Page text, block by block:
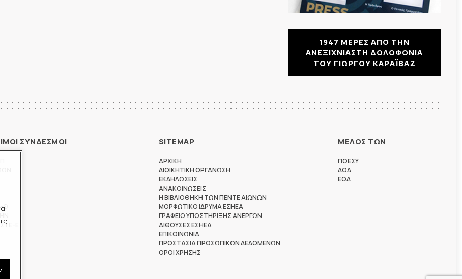
1947 ΜΕΡΕΣ ΑΠΟ ΤΗΝ
ΑΝΕΞΙΧΝΙΑΣΤΗ ΔΟΛΟΦΟΝΙΑ
ΤΟΥ ΓΙΩΡΓΟΥ ΚΑΡΑΪΒΑΖ
ΣΥΝΔΕΣΜΟΙ
Ε
SITEMAP
ΑΡΧΙΚΗ
ΔΙΟΙΚΗΤΙΚΗ ΟΡΓΑΝΩΣΗ
ΕΚΔΗΛΩΣΕΙΣ
ΑΝΑΚΟΙΝΩΣΕΙΣ
Η ΒΙΒΛΙΟΘΗΚΗ ΤΩΝ ΠΕΝΤΕ ΑΙΩΝΩΝ
ΜΟΡΦΩΤΙΚΟ ΙΔΡΥΜΑ ΕΣΗΕΑ
ΓΡΑΦΕΙΟ ΥΠΟΣΤΗΡΙΞΗΣ ΑΝΕΡΓΩΝ
ΑΙΘΟΥΣΕΣ ΕΣΗΕΑ
ΕΠΙΚΟΙΝΩΝΙΑ
ΠΡΟΣΤΑΣΙΑ ΠΡΟΣΩΠΙΚΩΝ ΔΕΔΟΜΕΝΩΝ
ΟΡΟΙ ΧΡΗΣΗΣ
ΜΕΛΟΣ ΤΩΝ
ΠΟΕΣΥ
ΔΟΔ
ΕΟΔ